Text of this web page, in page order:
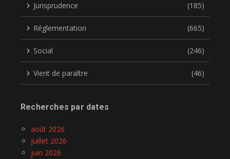
Jurisprudence (185)
Réglementation (665)
Social (246)
Vient de paraître (46)
Recherches par dates
août 2026
juillet 2026
juin 2026